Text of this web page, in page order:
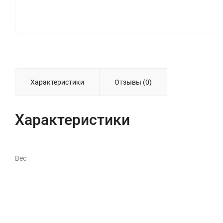
Характеристики Отзывы (0)
Характеристики
Вес